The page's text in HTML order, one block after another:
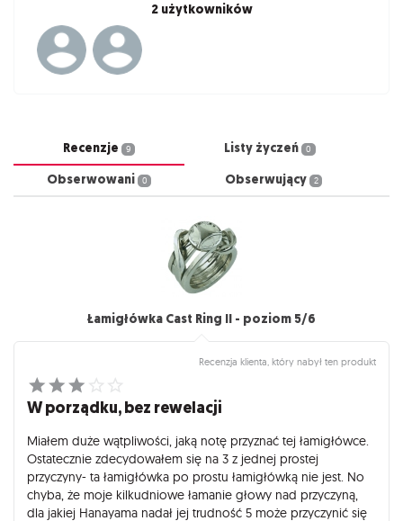
2 użytkowników
Recenzje 9 Listy życzeń 0
Obserwowani 0 Obserwujący 2
Łamigłówka Cast Ring II - poziom 5/6
Recenzja klienta, który nabył ten produkt
W porządku, bez rewelacji
Miałem duże wątpliwości, jaką notę przyznać tej łamigłówce.
Ostatecznie zdecydowałem się na 3 z jednej prostej
przyczyny- ta łamigłówka po prostu łamigłówką nie jest. No
chyba, że moje kilkudniowe łamanie głowy nad przyczyną,
dla jakiej Hanayama nadał jej trudność 5 może przyczynić się